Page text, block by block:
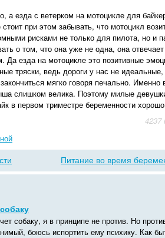
а езда с ветерком на мотоцикле для
при этом забывать, что мотоцикл
рисками не только для пилота, но и
о том, что она уже не одна, она
Да езда на мотоцикле это позитивные
тряски, ведь дороги у нас не
мягко говоря печально. Именно
слишком велика. Поэтому милые
в первом триместре беременности
4237
Питание во время
собаку, я в принципе не против. Но
боюсь испортить ему психику. Как